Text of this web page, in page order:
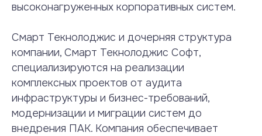
высоконагруженных корпоративных систем.
Смарт Текнолоджис и дочерняя структура
компании, Смарт Текнолоджис Софт,
специализируются на реализации
комплексных проектов от аудита
инфраструктуры и бизнес-требований,
модернизации и миграции систем до
внедрения ПАК. Компания обеспечивает